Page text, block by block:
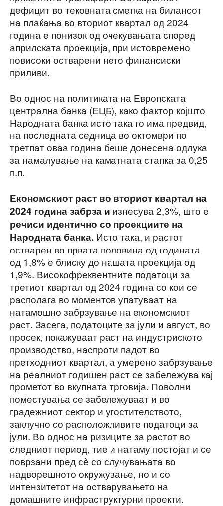
дефицит во тековната сметка на билансот
на плаќања во вториот квартал од 2024
година е понизок од очекувањата според
априлската проекција, при истовремено
повисоки остварени нето финансиски
приливи.
Во однос на политиката на Европската
централна банка (ЕЦБ), како фактор којшто
Народната банка исто така го има предвид,
на последната седница во октомври по
третпат оваа година беше донесена одлука
за намалување на каматната стапка за 0,25
п.п.
Економскиот раст во вториот квартал на
2024 година забрза и изнесува 2,3%, што е
речиси идентично со проекциите на
Народната банка. Исто така, и растот
остварен во првата половина од годината
од 1,8% е блиску до нашата проекција од
1,9%. Високофреквентните податоци за
третиот квартал од 2024 година со кои се
располага во моментов упатуваат на
натамошно забрзување на економскиот
раст. Засега, податоците за јули и август, во
просек, покажуваат раст на индустриското
производство, наспроти падот во
претходниот квартал, а умерено забрзување
на реалниот годишен раст се забележува кај
прометот во вкупната трговија. Поволни
поместувања се забележуваат и во
градежниот сектор и угостителството,
заклучно со расположливите податоци за
јули. Во однос на ризиците за растот во
следниот период, тие и натаму постојат и се
поврзани пред сѐ со случувањата во
надворешното окружување, но и со
интензитетот на остварувањето на
домашните инфраструктурни проекти.